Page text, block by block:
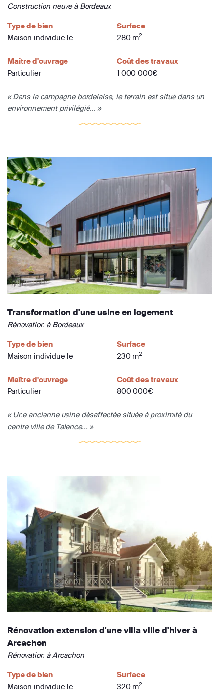
Construction neuve à Bordeaux
Type de bien
Maison individuelle
Surface
280 m2
Maître d'ouvrage
Particulier
Coût des travaux
1 000 000€
« Dans la campagne bordelaise, le terrain est situé dans un
environnement privilégié... »
Transformation d'une usine en logement
Rénovation à Bordeaux
Type de bien
Maison individuelle
Surface
230 m2
Maître d'ouvrage
Particulier
Coût des travaux
800 000€
« Une ancienne usine désaffectée située à proximité du
centre ville de Talence... »
Rénovation extension d'une villa ville d'hiver à
Arcachon
Rénovation à Arcachon
Type de bien
Maison individuelle
Surface
320 m2